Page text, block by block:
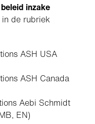
beleid inzake
de rubriek
ASH USA
ASH Canada
Aebi Schmidt
EN)